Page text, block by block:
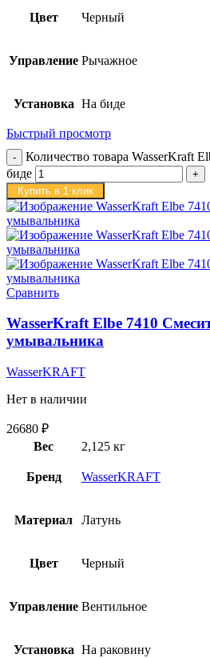
Цвет Черный
Управление Рычажное
Установка На биде
Быстрый просмотр
Количество товара WasserKraft
биде
Купить в 1 клик
Сравнить
WasserKraft Elbe 7410
умывальника
WasserKRAFT
Нет в наличии
26680 ₽
Вес
2,125 кг
Бренд WasserKRAFT
Материал Латунь
Цвет Черный
Управление Вентильное
Установка На раковину